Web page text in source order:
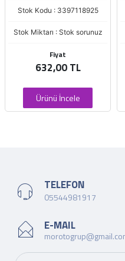
Stok Kodu : 3397118925
Stok Miktarı : Stok sorunuz
Fiyat
632,00 TL
Ürünü İncele
TELEFON
05544981917
E-MAIL